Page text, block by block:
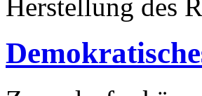
Herstellung des